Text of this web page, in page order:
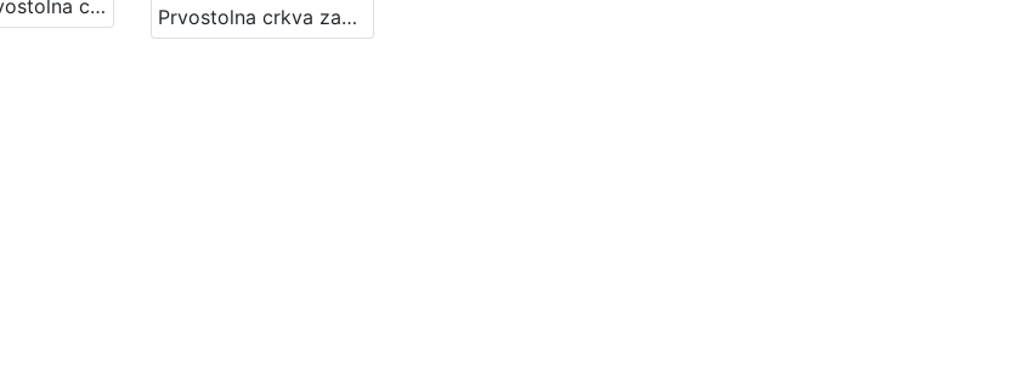
Zagreb, Prvostolna crkva Prvostolna crkva zagrebačka / Atelier Mosinger